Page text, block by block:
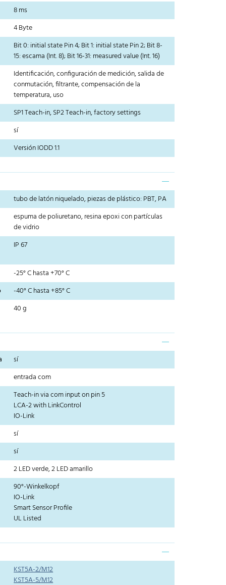
8 ms
4 Byte
Bit 0: initial state Pin 4; Bit 1: initial state Pin 2; Bit 8-
15: escama (Int. 8); Bit 16-31: measured value (Int. 16)
Identificación, configuración de medición, salida de
conmutación, filtrante, compensación de la
temperatura, uso
SP1 Teach-in, SP2 Teach-in, factory settings
sí
Versión IODD 1.1
tubo de latón niquelado, piezas de plástico: PBT, PA
espuma de poliuretano, resina epoxi con partículas
de vidrio
IP 67
-25° C hasta +70° C
-40° C hasta +85° C
40 g
sí
entrada com
Teach-in via com input on pin 5
LCA-2 with LinkControl
IO-Link
sí
sí
2 LED verde, 2 LED amarillo
90°-Winkelkopf
IO-Link
Smart Sensor Profile
UL Listed
KST5A-2/M12
KST5A-5/M12